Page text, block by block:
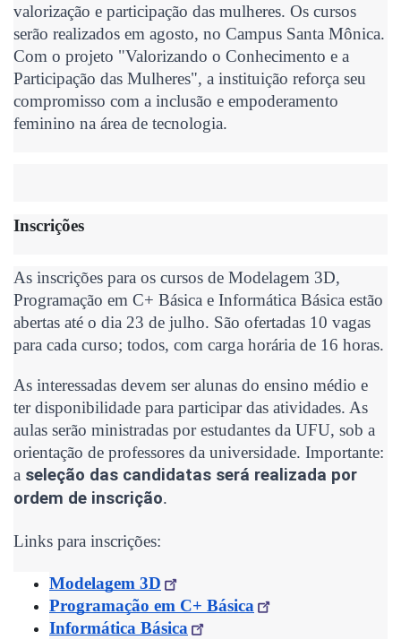
valorização e participação das mulheres. Os cursos
serão realizados em agosto, no Campus Santa Mônica.
Com o projeto "Valorizando o Conhecimento e a
Participação das Mulheres", a instituição reforça seu
compromisso com a inclusão e empoderamento
feminino na área de tecnologia.
Inscrições
As inscrições para os cursos de Modelagem 3D,
Programação em C+ Básica e Informática Básica estão
abertas até o dia 23 de julho. São ofertadas 10 vagas
para cada curso; todos, com carga horária de 16 horas.
As interessadas devem ser alunas do ensino médio e
ter disponibilidade para participar das atividades. As
aulas serão ministradas por estudantes da UFU, sob a
orientação de professores da universidade. Importante:
a seleção das candidatas será realizada por
ordem de inscrição.
Links para inscrições:
Modelagem 3D
Programação em C+ Básica
Informática Básica